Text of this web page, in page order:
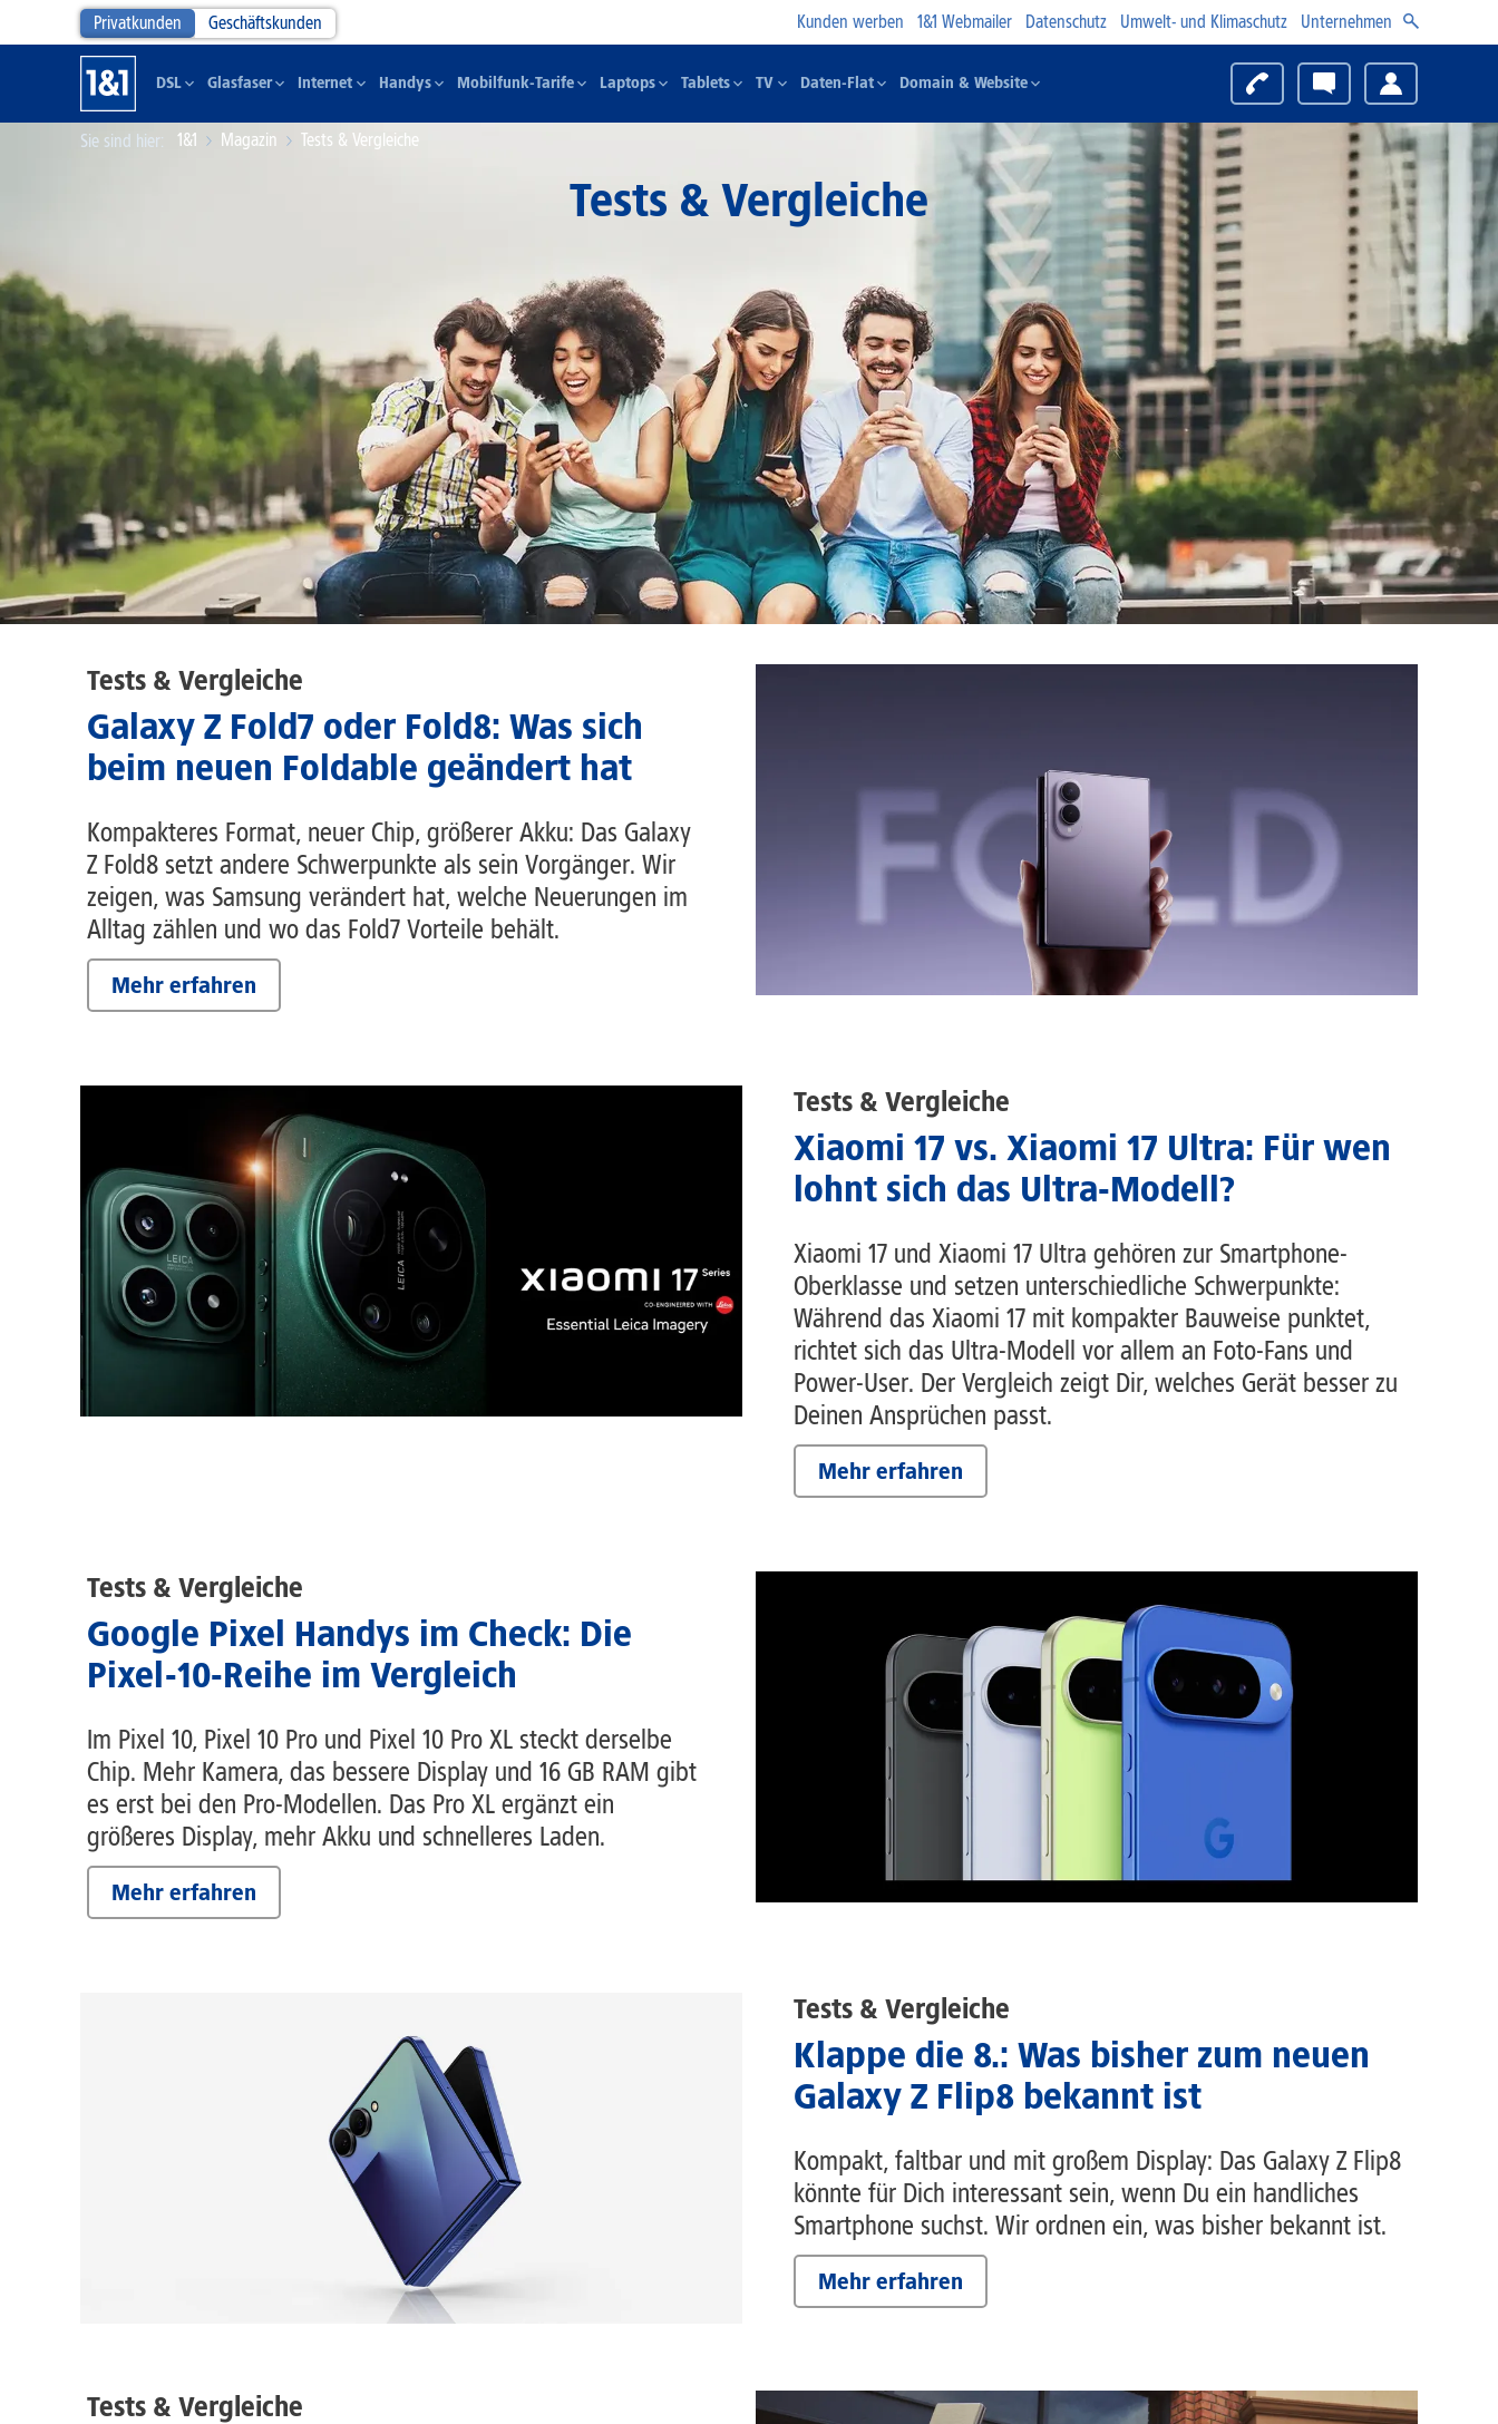
Privatkunden Geschäftskunden Kunden werben 1&1 Webmailer Datenschutz Umwelt- und Klimaschutz Unternehmen
DSL Glasfaser Internet Handys Mobilfunk-Tarife Laptops Tablets TV Daten-Flat Domain & Website
Sie sind hier 1&1 Magazin Tests & Vergleiche
Tests & Vergleiche
Tests & Vergleiche
Galaxy Z Fold7 oder Fold8: Was sich
beim neuen Foldable geändert hat
Kompakteres Format, neuer Chip, größerer Akku: Das Galaxy
Z Fold8 setzt andere Schwerpunkte als sein Vorgänger. Wir
zeigen, was Samsung verändert hat, welche Neuerungen im
Alltag zählen und wo das Fold7 Vorteile behält.
Mehr erfahren
Tests & Vergleiche
Xiaomi 17 vs. Xiaomi 17 Ultra: Für wen
lohnt sich das Ultra-Modell?
Xiaomi 17 und Xiaomi 17 Ultra gehören zur Smartphone-
Oberklasse und setzen unterschiedliche Schwerpunkte:
Während das Xiaomi 17 mit kompakter Bauweise punktet,
richtet sich das Ultra-Modell vor allem an Foto-Fans und
Power-User. Der Vergleich zeigt Dir, welches Gerät besser zu
Deinen Ansprüchen passt.
Mehr erfahren
Tests & Vergleiche
Google Pixel Handys im Check: Die
Pixel-10-Reihe im Vergleich
Im Pixel 10, Pixel 10 Pro und Pixel 10 Pro XL steckt derselbe
Chip. Mehr Kamera, das bessere Display und 16 GB RAM gibt
es erst bei den Pro-Modellen. Das Pro XL ergänzt ein
größeres Display, mehr Akku und schnelleres Laden.
Mehr erfahren
Tests & Vergleiche
Klappe die 8.: Was bisher zum neuen
Galaxy Z Flip8 bekannt ist
Kompakt, faltbar und mit großem Display: Das Galaxy Z Flip8
könnte für Dich interessant sein, wenn Du ein handliches
Smartphone suchst. Wir ordnen ein, was bisher bekannt ist.
Mehr erfahren
Tests & Vergleiche